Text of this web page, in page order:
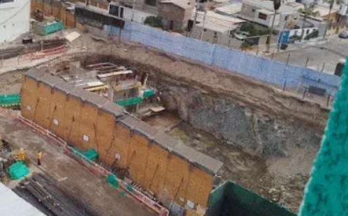
[ 05/08/2026 ] A 1.666 becados se les pago los estudios en el extranjero y nunca
volvieron a Chile
POLICIAL
[ 05/08/2026 ] La propuesta del Gobierno que busca facilitar el ingreso a Carabineros
desde los 17 años
NACIONAL
[ 07/08/2026 ]
Kast arribó a Colombia para asistir a la asunción de Abelardo de la
Espriella
NACIONAL